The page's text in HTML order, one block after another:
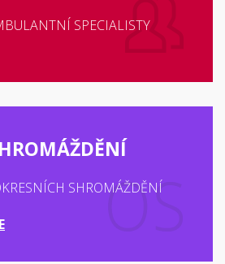
SPECIALISTY
SHROMÁŽDĚNÍ